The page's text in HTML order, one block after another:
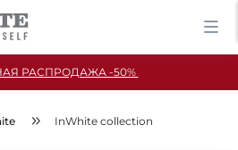
РАСПРОДАЖА -50%
InWhite collection